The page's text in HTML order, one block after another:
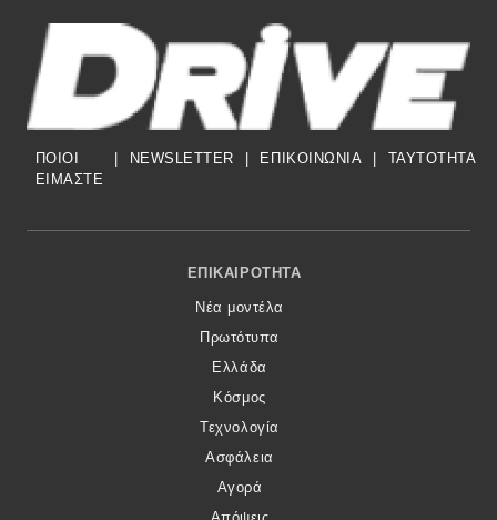
ΠΟΙΟΙ
ΕΙΜΑΣΤΕ
| NEWSLETTER | ΕΠΙΚΟΙΝΩΝΙΑ | TAYTOTHTA
Footer Menu
ΕΠΙΚΑΙΡΌΤΗΤΑ
Νέα μοντέλα
Πρωτότυπα
Ελλάδα
Κόσμος
Τεχνολογία
Ασφάλεια
Αγορά
Απόψεις